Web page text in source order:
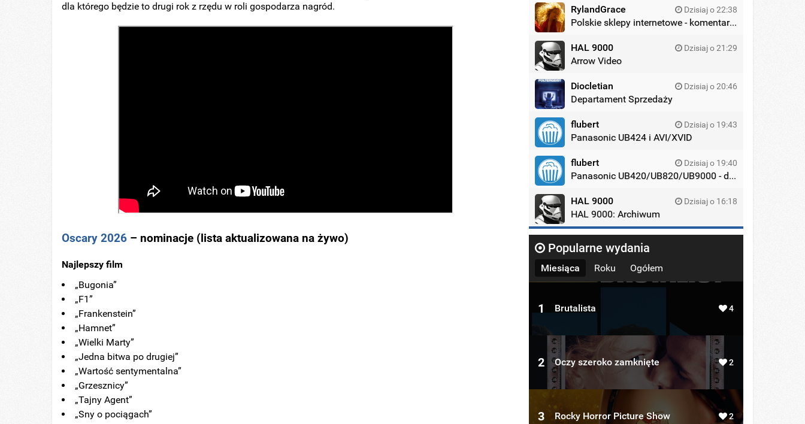
dla którego będzie to drugi rok z rzędu w roli gospodarza nagród.
Oscary 2026 – nominacje (lista aktualizowana na żywo)
Najlepszy film
„Bugonia”
„F1”
„Frankenstein”
„Hamnet”
„Wielki Marty”
„Jedna bitwa po drugiej”
„Wartość sentymentalna”
„Grzesznicy”
„Tajny Agent”
„Sny o pociągach”
RylandGrace Dzisiaj o 22:38
Polskie sklepy internetowe - komentarze
HAL 9000 Dzisiaj o 21:29
Arrow Video
Diocletian Dzisiaj o 20:46
Departament Sprzedaży
flubert Dzisiaj o 19:43
Panasonic UB424 i AVI/XVID
flubert Dzisiaj o 19:40
Panasonic UB420/UB820/UB9000 - dyskusja
HAL 9000 Dzisiaj o 16:18
HAL 9000: Archiwum
Popularne wydania
Miesiąca Roku Ogółem
1 Brutalista 4
2 Oczy szeroko zamknięte 2
3 Rocky Horror Picture Show 2